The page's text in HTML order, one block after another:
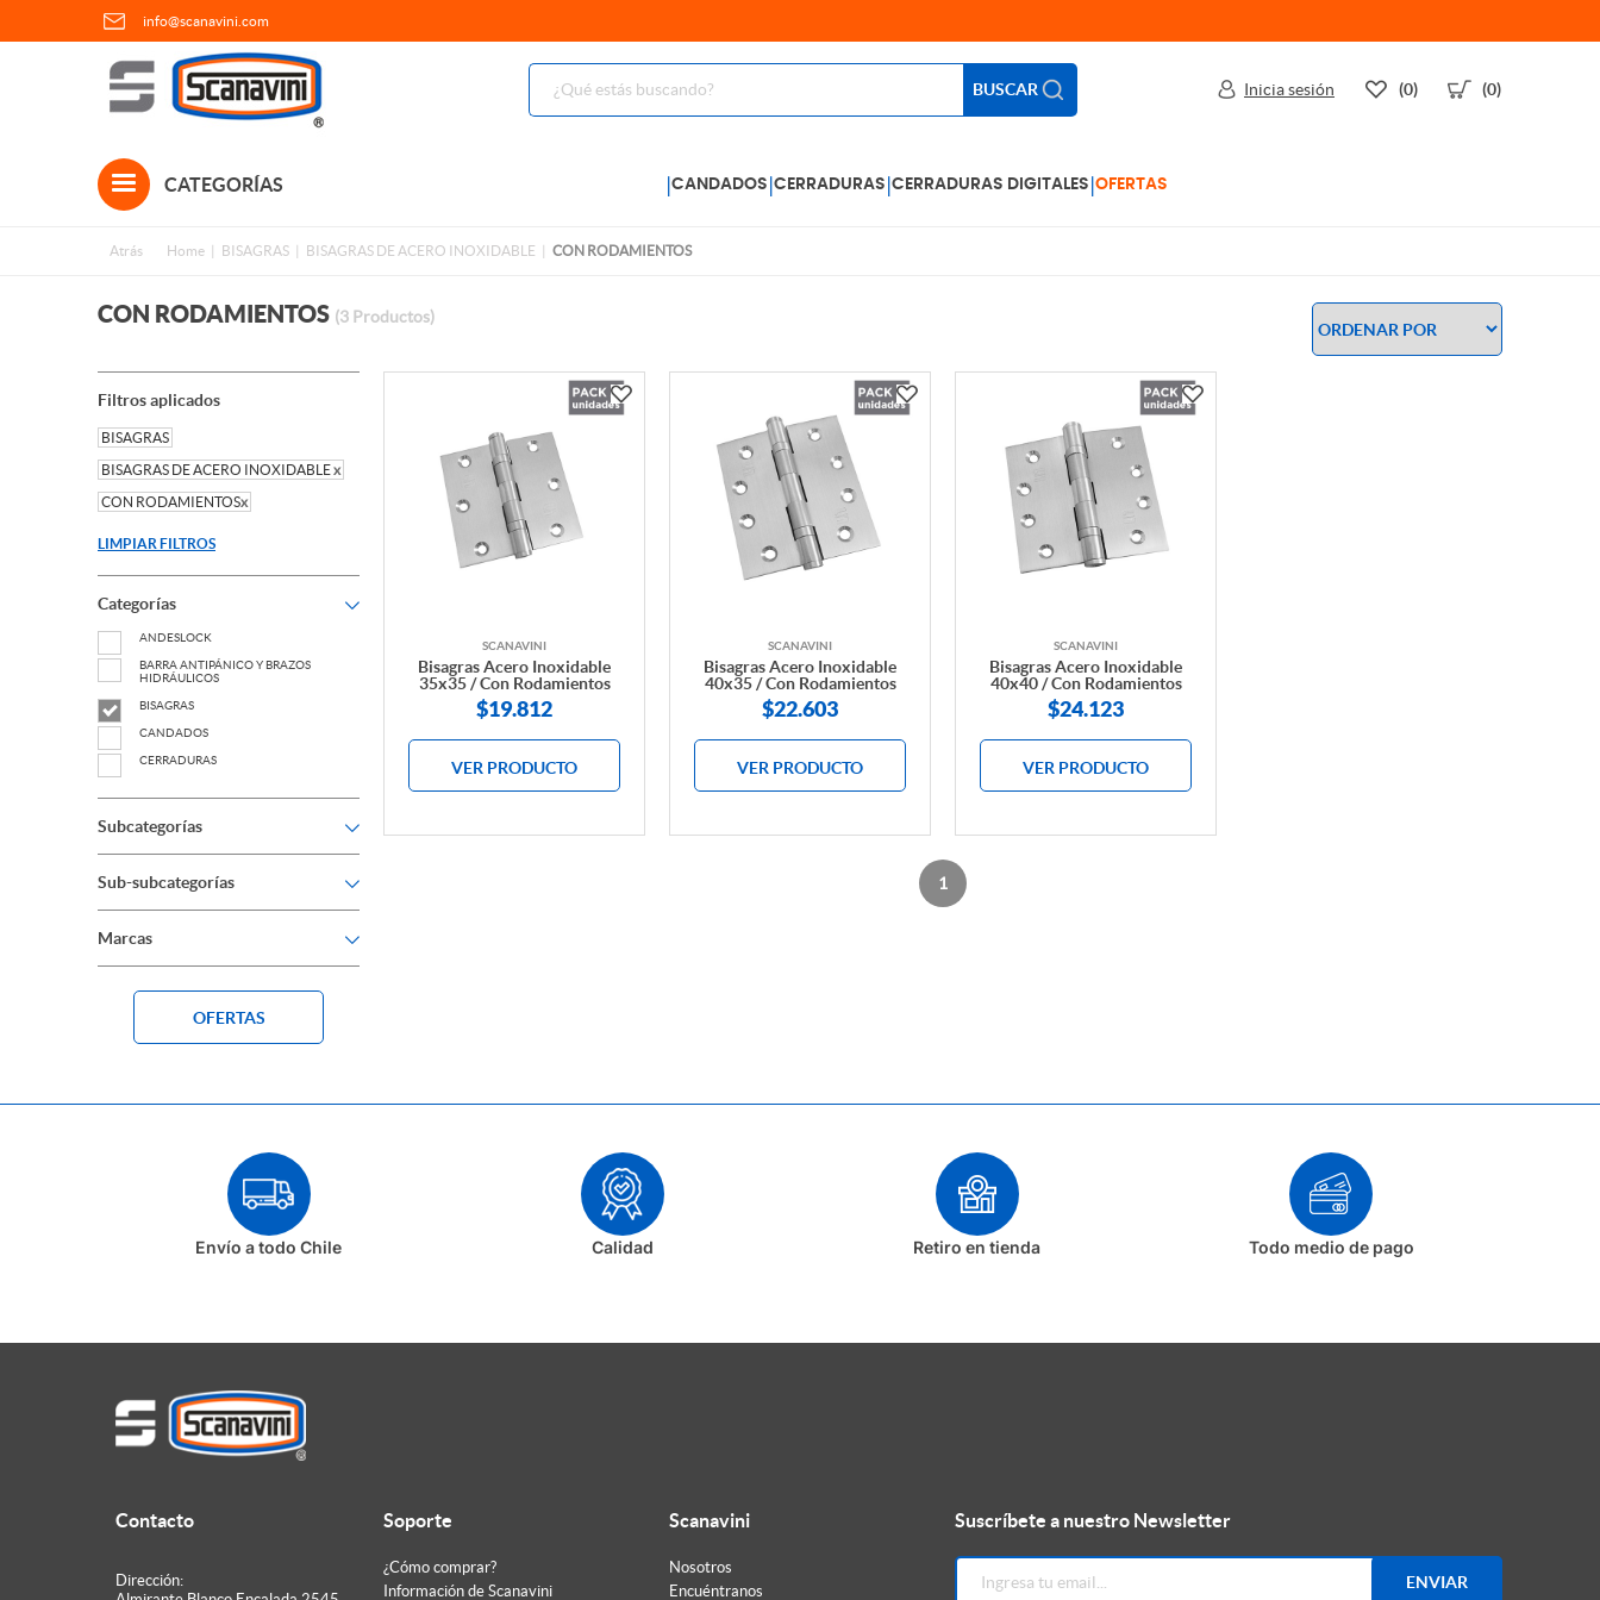
info@scanavini.com
BUSCAR
CATEGORÍAS |CANDADOS |CERRADURAS |CERRADURAS DIGITALES |OFERTAS
Inicia sesión (0) (0)
Atrás Home BISAGRAS BISAGRAS DE ACERO INOXIDABLE CON RODAMIENTOS
CON RODAMIENTOS (3 Productos)
Filtros aplicados
BISAGRAS
BISAGRAS DE ACERO INOXIDABLEx
CON RODAMIENTOSx
LIMPIAR FILTROS
Categorías
ANDESLOCK
BARRA ANTIPÁNICO Y BRAZOS
HIDRÁULICOS
BISAGRAS
CANDADOS
CERRADURAS
Subcategorías
Sub-subcategorías
Marcas
OFERTAS
SCANAVINI
Bisagras Acero Inoxidable
35x35 / Con Rodamientos
$19.812
VER PRODUCTO
SCANAVINI
Bisagras Acero Inoxidable
40x35 / Con Rodamientos
$22.603
VER PRODUCTO
SCANAVINI
Bisagras Acero Inoxidable
40x40 / Con Rodamientos
$24.123
VER PRODUCTO
1
Envío a todo Chile Calidad Retiro en tienda Todo medio de pago
Contacto
Dirección:
Soporte
¿Cómo comprar?
Información de Scanavini
Scanavini
Nosotros
Encuéntranos
Suscríbete a nuestro Newsletter
ENVIAR